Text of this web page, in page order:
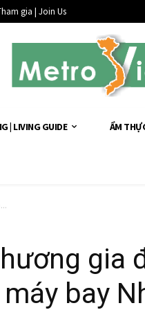
gia | Join Us
| LIVING GUIDE ẨM
gia
bay